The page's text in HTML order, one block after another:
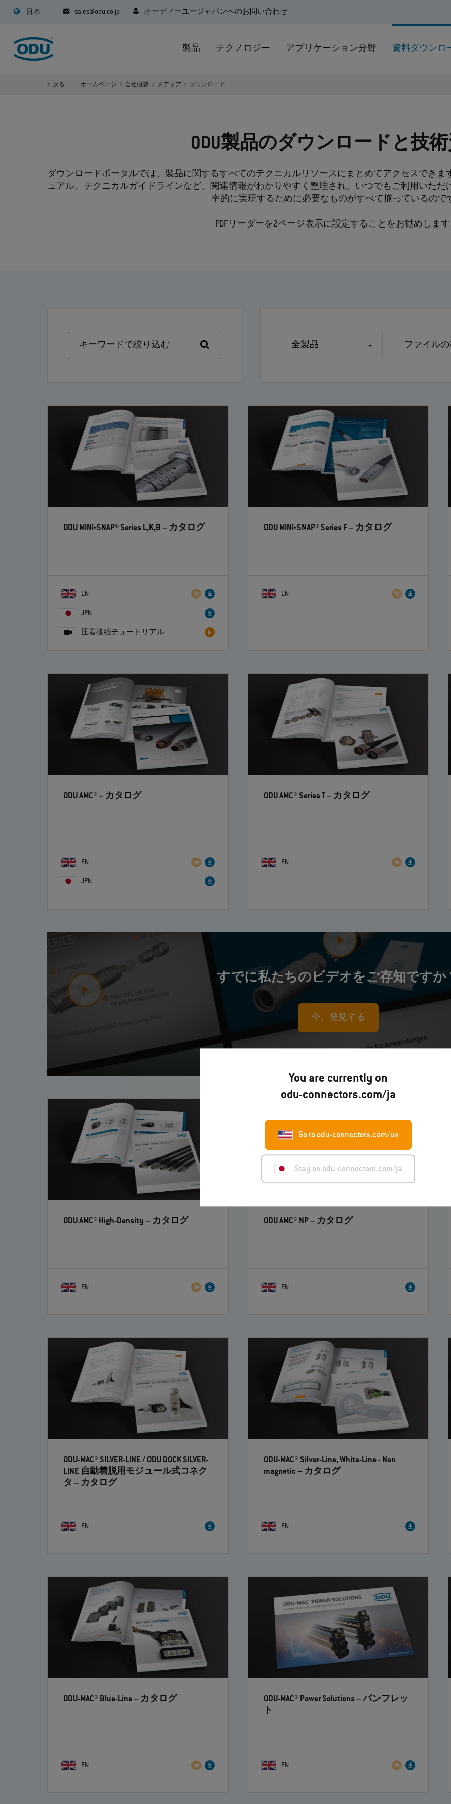
You are currently on
odu-connectors.com/ja
Go to odu-connectors.com/us
Stay on odu-connectors.com/ja
日本 sales@odu.co.jp オーディーユージャパンへのお問い合わせ
製品 テクノロジー アプリケーション分野 資料ダウンロ
戻る ホームページ 会社概要 メディア ダウンロード
ODU製品のダウンロードと技
ダウンロードポータルでは、製品に関するすべてのテクニカルリソースにまとめてアクセスでき
ュアル、テクニカルガイドラインなど、関連情報がわかりやすく整理され、いつでもご利用いた
率的に実現するために必要なものがすべて揃っているので
PDFリーダーを2ページ表示に設定することをお勧めしま
キーワードで絞り込む 全製品 ファイル
ODU MINI‐SNAP® Series L,K,B – カタログ
EN
JPN
圧着接続チュートリアル
ODU MINI‐SNAP® Series F– カタログ
EN
ODU AMC®– カタログ
EN
JPN
ODU AMC® Series T – カタログ
EN
すでに私たちのビデオをご存知ですか
今、発見する
ODU AMC® High-Density – カタログ
EN
ODU AMC® NP– カタログ
EN
ODU-MAC® SILVER-LINE / ODU DOCK SILVER-
LINE 自動着脱用モジュール式コネク
タ – カタログ
EN
ODU-MAC® Silver-Line, White-Line - Non
magnetic– カタログ
EN
ODU-MAC® Blue-Line– カタログ
EN
ODU-MAC® Power Solutions– パンフレッ
ト
EN